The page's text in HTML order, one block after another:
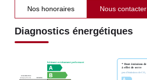
Nos honoraires Nous contacter
Diagnostics énergétiques